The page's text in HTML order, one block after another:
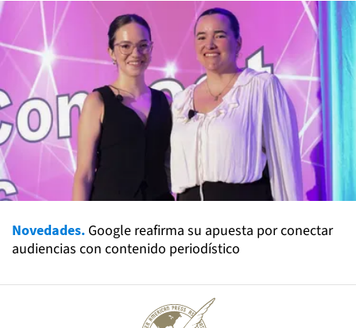
Novedades. Google reafirma su apuesta por conectar
audiencias con contenido periodístico